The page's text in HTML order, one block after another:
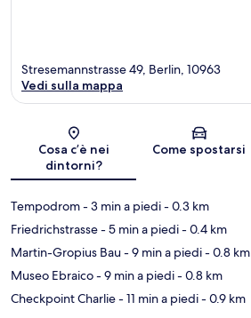
Mappa
Stresemannstrasse 49, Berlin, 10963
Vedi sulla mappa
Cosa c’è nei
dintorni?
Come spostarsi
Tempodrom- 3 min a piedi- 0.3 km
Friedrichstrasse- 5 min a piedi- 0.4 km
Martin-Gropius Bau- 9 min a piedi- 0.8 km
Museo Ebraico- 9 min a piedi- 0.8 km
Checkpoint Charlie- 11 min a piedi- 0.9 km